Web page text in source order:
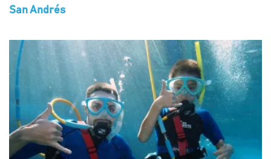
San Andrés